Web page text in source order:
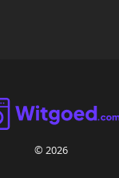
© 2026